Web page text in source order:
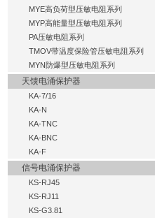
MYE高负荷型压敏电阻系列
MYP高能量型压敏电阻系列
PA压敏电阻系列
TMOV带温度保险管压敏电阻系列
MYN防爆型压敏电阻系列
天馈电涌保护器
KA-7/16
KA-N
KA-TNC
KA-BNC
KA-F
信号电涌保护器
KS-RJ45
KS-RJ11
KS-G3.81